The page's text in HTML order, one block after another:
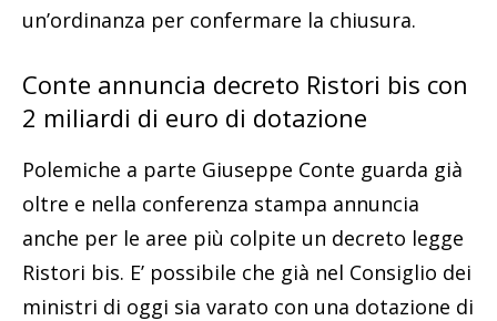
un’ordinanza per confermare la chiusura.
Conte annuncia decreto Ristori bis con
2 miliardi di euro di dotazione
Polemiche a parte Giuseppe Conte guarda già
oltre e nella conferenza stampa annuncia
anche per le aree più colpite un decreto legge
Ristori bis. E’ possibile che già nel Consiglio dei
ministri di oggi sia varato con una dotazione di